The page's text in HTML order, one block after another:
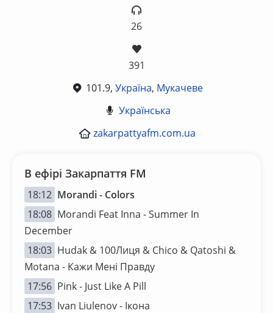
26
391
101.9,Україна, Мукачеве
Українська
zakarpattyafm.com.ua
В ефірі Закарпаття FM
18:12 Morandi - Colors
18:08 Morandi Feat Inna - Summer In
December
18:03 Hudak & 100Лиця & Chico & Qatoshi &
Motana - Кажи Мені Правду
17:56 Pink - Just Like A Pill
17:53 Ivan Liulenov - Ікона